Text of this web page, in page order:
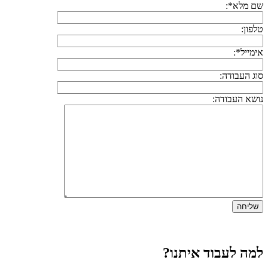
שם מלא*:
טלפון:
אימייל*:
סוג העבודה:
נושא העבודה:
למה לעבוד איתנו?